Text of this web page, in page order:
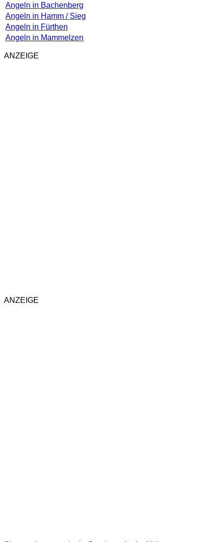
Angeln in Bachenberg
Angeln in Hamm / Sieg
Angeln in Fürthen
Angeln in Mammelzen
ANZEIGE
ANZEIGE